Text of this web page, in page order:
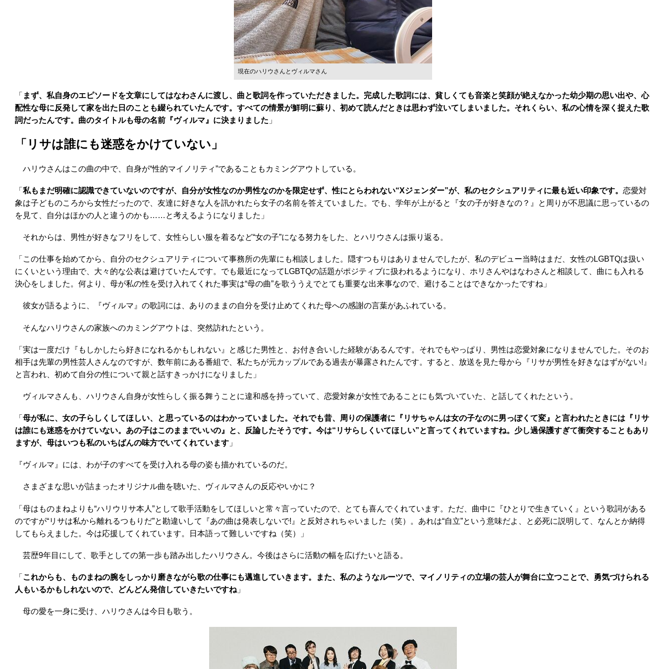
現在のハリウさんとヴィルマさん
「 まず、私自身のエピソードを文章にしてはなわさんに渡し、曲と歌詞を作っていただきました。完成した歌詞には、貧しくても音楽と笑顔が絶えなかった幼少期の思い出や、心
配性な母に反発して家を出た日のことも綴られていたんです。すべての情景が鮮明に蘇り、初めて読んだときは思わず泣いてしまいました。それくらい、私の心情を深く捉えた歌
詞だったんです。曲のタイトルも母の名前『ヴィルマ』に決まりました 」
「リサは誰にも迷惑をかけていない」
ハリウさんはこの曲の中で、自身が“性的マイノリティ”であることもカミングアウトしている。
「 私もまだ明確に認識できていないのですが、自分が女性なのか男性なのかを限定せず、性にとらわれない“Xジェンダー”が、私のセクシュアリティに最も近い印象です。 恋愛対
象は子どものころから女性だったので、友達に好きな人を訊かれたら女子の名前を答えていました。でも、学年が上がると『女の子が好きなの？』と周りが不思議に思っているの
を見て、自分はほかの人と違うのかも……と考えるようになりました」
それからは、男性が好きなフリをして、女性らしい服を着るなど“女の子”になる努力をした、とハリウさんは振り返る。
「この仕事を始めてから、自分のセクシュアリティについて事務所の先輩にも相談しました。隠すつもりはありませんでしたが、私のデビュー当時はまだ、女性のLGBTQは扱い
にくいという理由で、大々的な公表は避けていたんです。でも最近になってLGBTQの話題がポジティブに扱われるようになり、ホリさんやはなわさんと相談して、曲にも入れる
決心をしました。何より、母が私の性を受け入れてくれた事実は“母の曲”を歌ううえでとても重要な出来事なので、避けることはできなかったですね」
彼女が語るように、『ヴィルマ』の歌詞には、ありのままの自分を受け止めてくれた母への感謝の言葉があふれている。
そんなハリウさんの家族へのカミングアウトは、突然訪れたという。
「実は一度だけ『もしかしたら好きになれるかもしれない』と感じた男性と、お付き合いした経験があるんです。それでもやっぱり、男性は恋愛対象になりませんでした。そのお
相手は先輩の男性芸人さんなのですが、数年前にある番組で、私たちが元カップルである過去が暴露されたんです。すると、放送を見た母から『リサが男性を好きなはずがない!』
と言われ、初めて自分の性について親と話すきっかけになりました」
ヴィルマさんも、ハリウさん自身が女性らしく振る舞うことに違和感を持っていて、恋愛対象が女性であることにも気づいていた、と話してくれたという。
「 母が私に、女の子らしくしてほしい、と思っているのはわかっていました。それでも昔、周りの保護者に『リサちゃんは女の子なのに男っぽくて変』と言われたときには『リサ
は誰にも迷惑をかけていない。あの子はこのままでいいの』と、反論したそうです。今は“リサらしくいてほしい”と言ってくれていますね。少し過保護すぎて衝突することもあり
ますが、母はいつも私のいちばんの味方でいてくれています 」
『ヴィルマ』には、わが子のすべてを受け入れる母の姿も描かれているのだ。
さまざまな思いが詰まったオリジナル曲を聴いた、ヴィルマさんの反応やいかに？
「母はものまねよりも“ハリウリサ本人”として歌手活動をしてほしいと常々言っていたので、とても喜んでくれています。ただ、曲中に『ひとりで生きていく』という歌詞がある
のですが“リサは私から離れるつもりだ”と勘違いして『あの曲は発表しないで!』と反対されちゃいました（笑）。あれは“自立”という意味だよ、と必死に説明して、なんとか納得
してもらえました。今は応援してくれています。日本語って難しいですね（笑）」
芸歴9年目にして、歌手としての第一歩も踏み出したハリウさん。今後はさらに活動の幅を広げたいと語る。
「 これからも、ものまねの腕をしっかり磨きながら歌の仕事にも邁進していきます。また、私のようなルーツで、マイノリティの立場の芸人が舞台に立つことで、勇気づけられる
人もいるかもしれないので、どんどん発信していきたいですね 」
母の愛を一身に受け、ハリウさんは今日も歌う。